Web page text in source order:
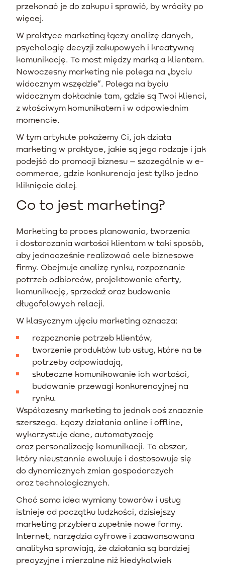
przekonać je do zakupu i sprawić, by wróciły po
więcej.
W praktyce marketing łączy analizę danych,
psychologię decyzji zakupowych i kreatywną
komunikację. To most między marką a klientem.
Nowoczesny marketing nie polega na „byciu
widocznym wszędzie”. Polega na byciu
widocznym dokładnie tam, gdzie są Twoi klienci,
z właściwym komunikatem i w odpowiednim
momencie.
W tym artykule pokażemy Ci, jak działa
marketing w praktyce, jakie są jego rodzaje i jak
podejść do promocji biznesu – szczególnie w e-
commerce, gdzie konkurencja jest tylko jedno
kliknięcie dalej.
Co to jest marketing?
Marketing to proces planowania, tworzenia
i dostarczania wartości klientom w taki sposób,
aby jednocześnie realizować cele biznesowe
firmy. Obejmuje analizę rynku, rozpoznanie
potrzeb odbiorców, projektowanie oferty,
komunikację, sprzedaż oraz budowanie
długofalowych relacji.
W klasycznym ujęciu marketing oznacza:
rozpoznanie potrzeb klientów,
tworzenie produktów lub usług, które na te
potrzeby odpowiadają,
skuteczne komunikowanie ich wartości,
budowanie przewagi konkurencyjnej na
rynku.
Współczesny marketing to jednak coś znacznie
szerszego. Łączy działania online i offline,
wykorzystuje dane, automatyzację
oraz personalizację komunikacji. To obszar,
który nieustannie ewoluuje i dostosowuje się
do dynamicznych zmian gospodarczych
oraz technologicznych.
Choć sama idea wymiany towarów i usług
istnieje od początku ludzkości, dzisiejszy
marketing przybiera zupełnie nowe formy.
Internet, narzędzia cyfrowe i zaawansowana
analityka sprawiają, że działania są bardziej
precyzyjne i mierzalne niż kiedykolwiek